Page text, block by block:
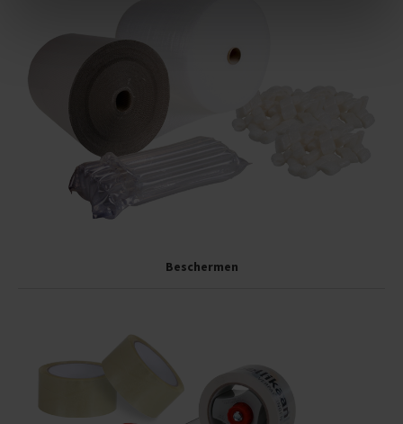
Beschermen